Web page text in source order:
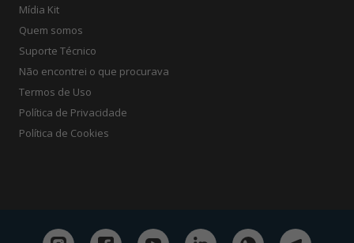
Mídia Kit
Quem somos
Suporte Técnico
Não encontrei o que procurava
Termos de Uso
Política de Privacidade
Política de Cookies